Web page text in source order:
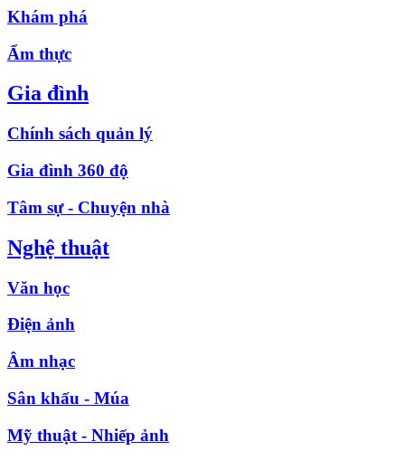
Khám phá
Ẩm thực
Gia đình
Chính sách quản lý
Gia đình 360 độ
Tâm sự - Chuyện nhà
Nghệ thuật
Văn học
Điện ảnh
Âm nhạc
Sân khấu - Múa
Mỹ thuật - Nhiếp ảnh